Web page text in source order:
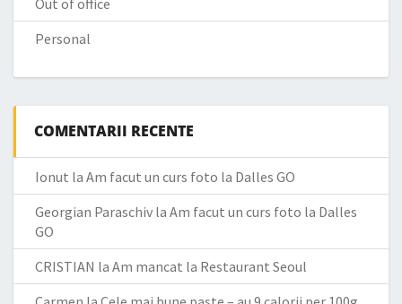
Out of office
Personal
COMENTARII RECENTE
Ionut la Am facut un curs foto la Dalles GO
Georgian Paraschiv la Am facut un curs foto la Dalles
GO
CRISTIAN la Am mancat la Restaurant Seoul